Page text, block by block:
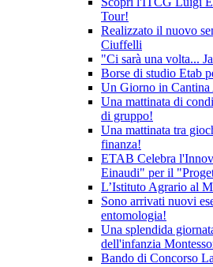
Tour!
Realizzato il nuovo
Ciuffelli
"Ci sarà una volta...
Borse di studio Etab
Un Giorno in Cantina
Una mattinata di
di gruppo!
Una mattinata tra
finanza!
ETAB Celebra
Einaudi" per il
L’Istituto Agrario al
Sono arrivati nuovi
entomologia!
Una splendida
dell'infanzia
Bando di Concorso